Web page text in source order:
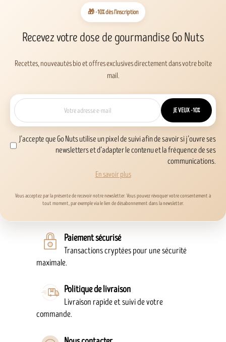
🎁 -10% dès l’inscription
Recevez votre dose de gourmandise Go Nuts
Recettes, nouveautés bio et offres exclusives directement dans votre boîte
mail.
JE VEUX -10%
J’accepte que Go Nuts utilise un pixel de suivi afin de savoir si j’ouvre ses
newsletters et d’adapter le contenu et la fréquence de ses
communications.
En savoir plus
Vous acceptez par la présente de recevoir notre newsletter. Vous pouvez révoquer votre consentement à
tout moment, par exemple via le lien de désabonnement dans la newsletter.
Paiement sécurisé
Transactions cryptées pour une sécurité
maximale.
Politique de livraison
Livraison rapide et suivi de votre
commande.